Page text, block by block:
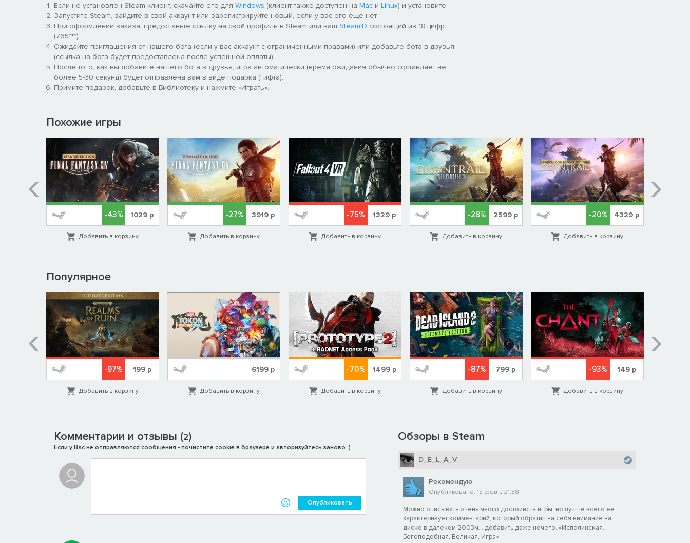
Если не установлен Steam клиент, скачайте его для Windows (клиент также доступен на Mac и Linux) и установите.
Запустите Steam, зайдите в свой аккаунт или зарегистрируйте новый, если у вас его еще нет.
При оформлении заказа, предоставьте ссылку на свой профиль в Steam или ваш SteamID состоящий из 18 цифр
(765***).
Ожидайте приглашения от нашего бота (если у вас аккаунт с ограниченными правами) или добавьте бота в друзья
(ссылка на бота будет предоставлена после успешной оплаты).
После того, как вы добавите нашего бота в друзья, игра автоматически (время ожидания обычно составляет не
более 5-30 секунд) будет отправлена вам в виде подарка (гифта).
Примите подарок, добавьте в Библиотеку и нажмите «Играть».
Похожие игры
-43% 1029 р
Добавить в корзину
-27% 3919 р
Добавить в корзину
-75% 1329 р
Добавить в корзину
-28% 2599р
Добавить в корзину
-20% 4329 р
Добавить в корзину
Популярное
-97% 199р
Добавить в корзину
6199 р
Добавить в корзину
-70% 1499р
Добавить в корзину
-87% 799 р
Добавить в корзину
-93% 149 р
Добавить в корзину
Комментарии и отзывы (2)
Если у Вас не отправляются сообщения - почистите cookie в браузере и авторизуйтесь заново :)
Опубликовать
Обзоры в Steam
D_E_L_A_V
Рекомендую
Опубликовано: 15 фев в 21:38
Можно описывать очень много достоинств игры, но лучше всего ее
характеризует комментарий, который обратил на себя внимание на
диске в далеком 2003м... добавить даже нечего. «Исполинская.
Богоподобная. Великая. Игра»